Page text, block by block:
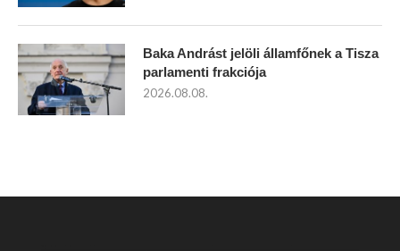
Baka Andrást jelöli államfőnek a Tisza
parlamenti frakciója
2026.08.08.